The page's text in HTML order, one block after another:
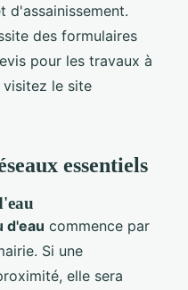
d'assainissement.
des formulaires
pour les travaux à
visitez le site
essentiels
d'eau commence par
Si une
elle sera